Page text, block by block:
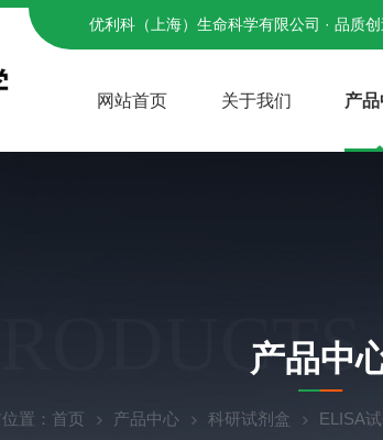
优利科（上海）生命科学有限公司 · 品质
网站首页 关于我们 产
PRODUCTS
产品中
置： 首页 产品中心 科研试剂盒 ELISA